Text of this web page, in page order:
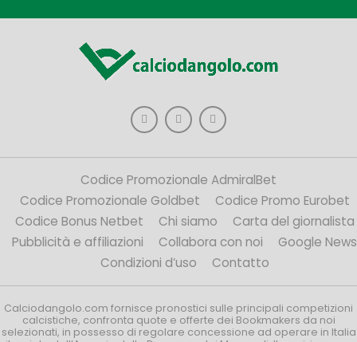
Codice Promozionale AdmiralBet
Codice Promozionale Goldbet
Codice Promo Eurobet
Codice Bonus Netbet
Chi siamo
Carta del giornalista
Pubblicità e affiliazioni
Collabora con noi
Google News
Condizioni d’uso
Contatto
Calciodangolo.com fornisce pronostici sulle principali competizioni
calcistiche, confronta quote e offerte dei Bookmakers da noi
selezionati, in possesso di regolare concessione ad operare in Italia